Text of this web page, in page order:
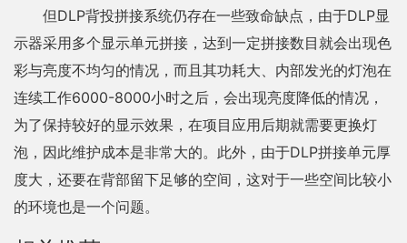
但DLP背投拼接系统仍存在一些致命缺点，由于DLP显
示器采用多个显示单元拼接，达到一定拼接数目就会出现色
彩与亮度不均匀的情况，而且其功耗大、内部发光的灯泡在
连续工作6000-8000小时之后，会出现亮度降低的情况，
为了保持较好的显示效果，在项目应用后期就需要更换灯
泡，因此维护成本是非常大的。此外，由于DLP拼接单元厚
度大，还要在背部留下足够的空间，这对于一些空间比较小
的环境也是一个问题。